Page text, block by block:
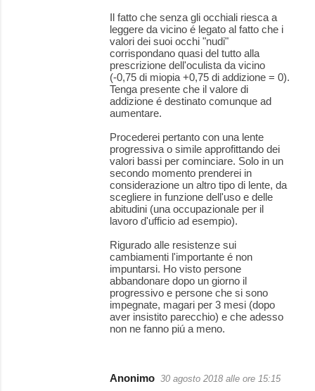
Il fatto che senza gli occhiali riesca a
leggere da vicino é legato al fatto che i
valori dei suoi occhi "nudi"
corrispondano quasi del tutto alla
prescrizione dell'oculista da vicino
(-0,75 di miopia +0,75 di addizione = 0).
Tenga presente che il valore di
addizione é destinato comunque ad
aumentare.
Procederei pertanto con una lente
progressiva o simile approfittando dei
valori bassi per cominciare. Solo in un
secondo momento prenderei in
considerazione un altro tipo di lente, da
scegliere in funzione dell'uso e delle
abitudini (una occupazionale per il
lavoro d'ufficio ad esempio).
Rigurado alle resistenze sui
cambiamenti l'importante é non
impuntarsi. Ho visto persone
abbandonare dopo un giorno il
progressivo e persone che si sono
impegnate, magari per 3 mesi (dopo
aver insistito parecchio) e che adesso
non ne fanno piú a meno.
Anonimo 30 agosto 2018 alle ore 15:15